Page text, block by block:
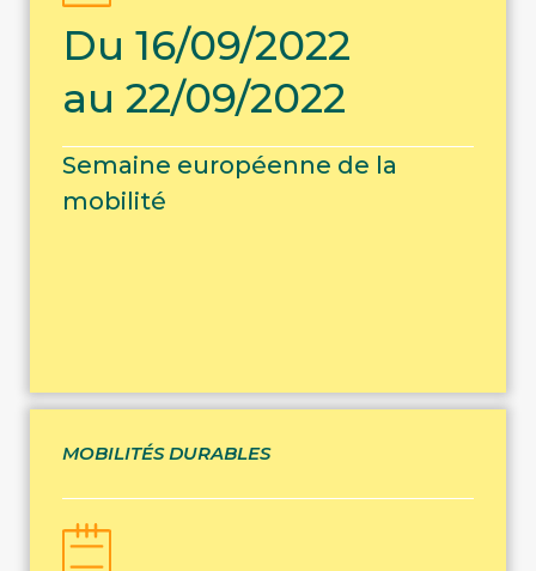
Du 16/09/2022
au 22/09/2022
Semaine européenne de la
mobilité
MOBILITÉS DURABLES